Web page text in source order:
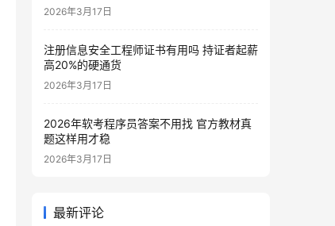
2026年3月17日
注册信息安全工程师证书有用吗 持证者起薪
高20%的硬通货
2026年3月17日
2026年软考程序员答案不用找 官方教材真
题这样用才稳
2026年3月17日
最新评论